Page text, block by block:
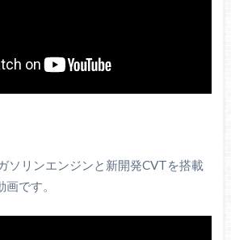
ソリンエンジンと新開発CVTを搭載
です。